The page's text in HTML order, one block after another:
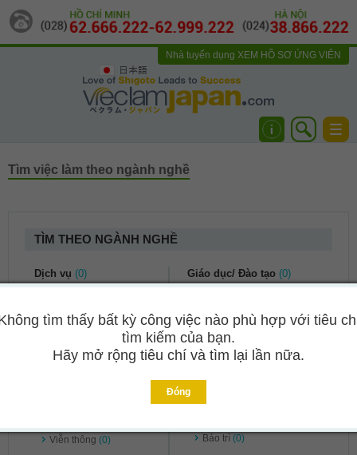
日本語
Nhà tuyển dụng XEM HỒ SƠ ỨNG VIÊN
Tìm việc làm theo ngành nghề
TÌM THEO NGÀNH NGHỀ
Dịch vụ (0)
Du lịch(0)
Nhà hàng khách sạn (0)
Viễn thông (0)
Giáo dục/ Đào tạo (0)
Bảo hiểm (0)
Kế toán/ Kiểm toán(0)
Bảo trì (0)
tìm thấy bất kỳ công việc nào phù hợp với tiêu
tìm kiếm của bạn.
Hãy mở rộng tiêu chí và tìm lại lần nữa.
Đóng